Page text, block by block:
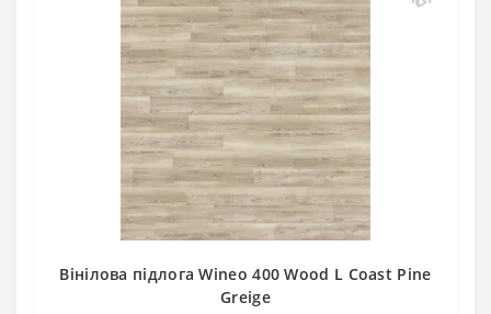
Вінілова підлога Wineo 400 Wood L Coast Pine
Greige